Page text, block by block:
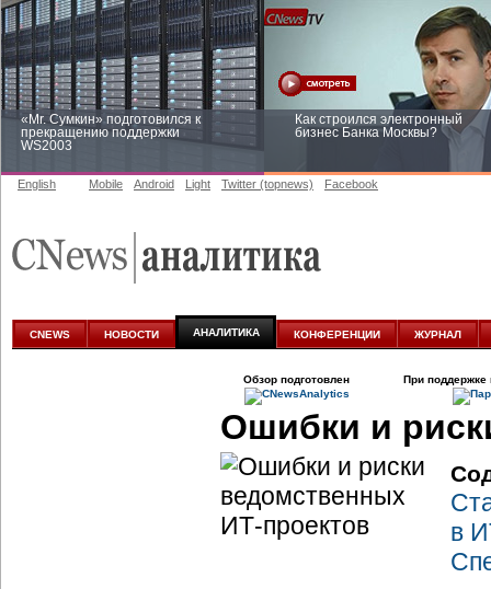
«Mr. Сумкин» подготовился к
прекращению поддержки
WS2003
Как строился электронный
бизнес Банка Москвы?
аналитике
English Mobile Android Light Twitter (topnews) Facebook
CNEWS НОВОСТИ АНАЛИТИКА КОНФЕРЕНЦИИ ЖУРНАЛ
Обзор подготовлен При поддержке
Ошибки и
в